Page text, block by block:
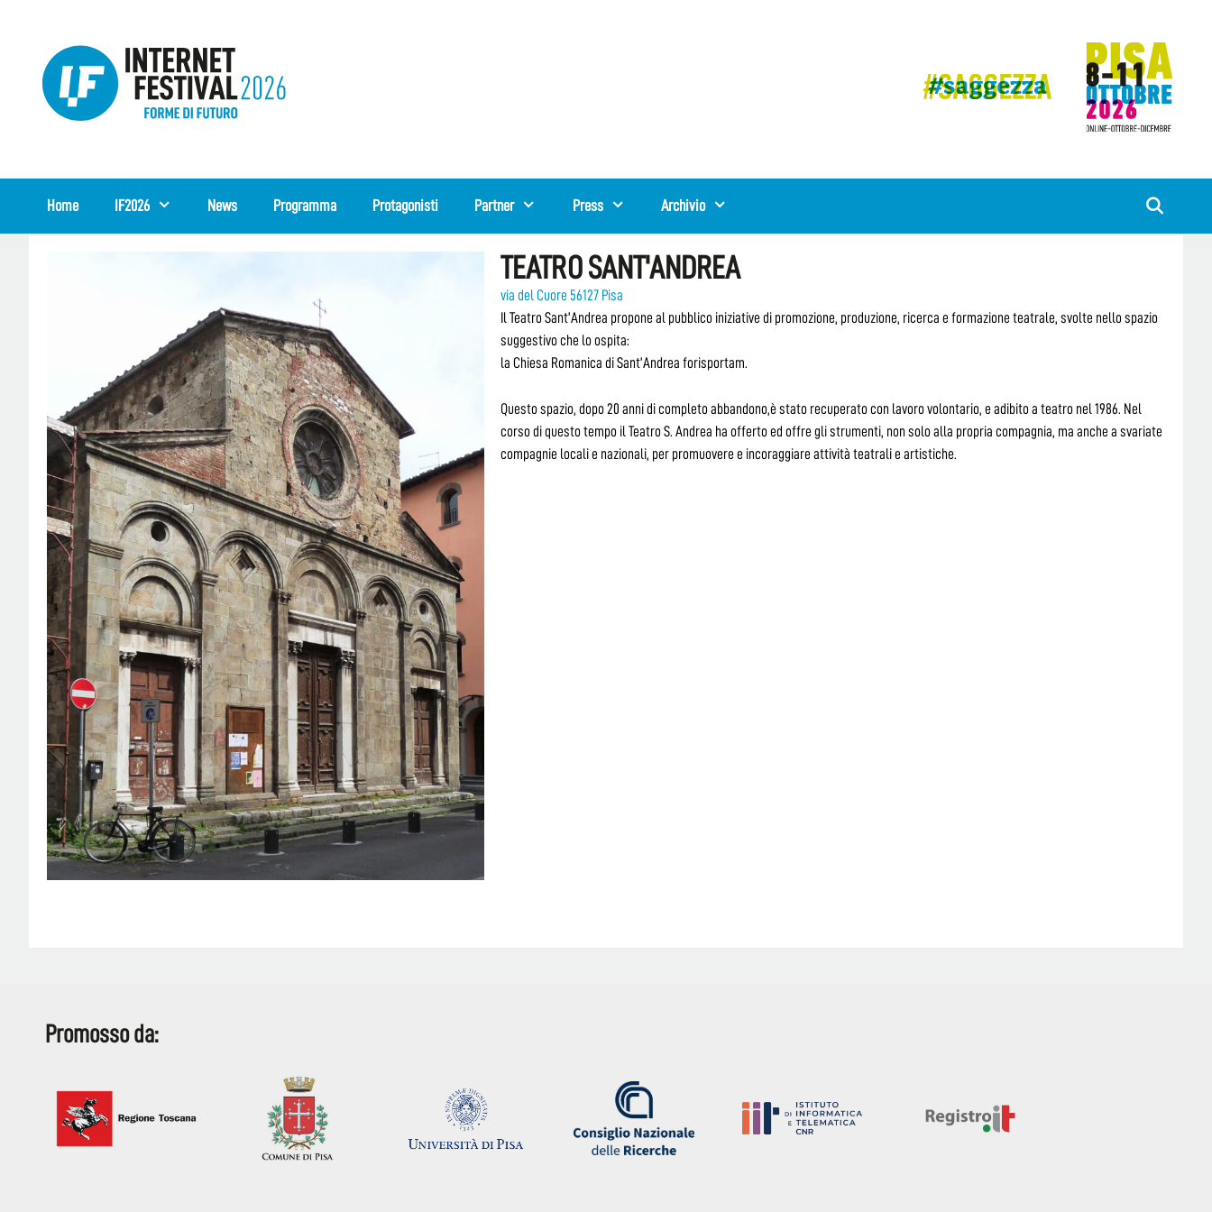
contenuto
Home IF2026 News Programma Protagonisti Partner Press Archivio
TEATRO SANT'ANDREA
via del Cuore 56127 Pisa
Il Teatro Sant’Andrea propone al pubblico iniziative di promozione, produzione, ricerca e formazione teatrale, svolte nello spazio
suggestivo che lo ospita:
la Chiesa Romanica di Sant’Andrea forisportam.
Questo spazio, dopo 20 anni di completo abbandono,è stato recuperato con lavoro volontario, e adibito a teatro nel 1986. Nel
corso di questo tempo il Teatro S. Andrea ha offerto ed offre gli strumenti, non solo alla propria compagnia, ma anche a svariate
compagnie locali e nazionali, per promuovere e incoraggiare attività teatrali e artistiche.
Promosso da: